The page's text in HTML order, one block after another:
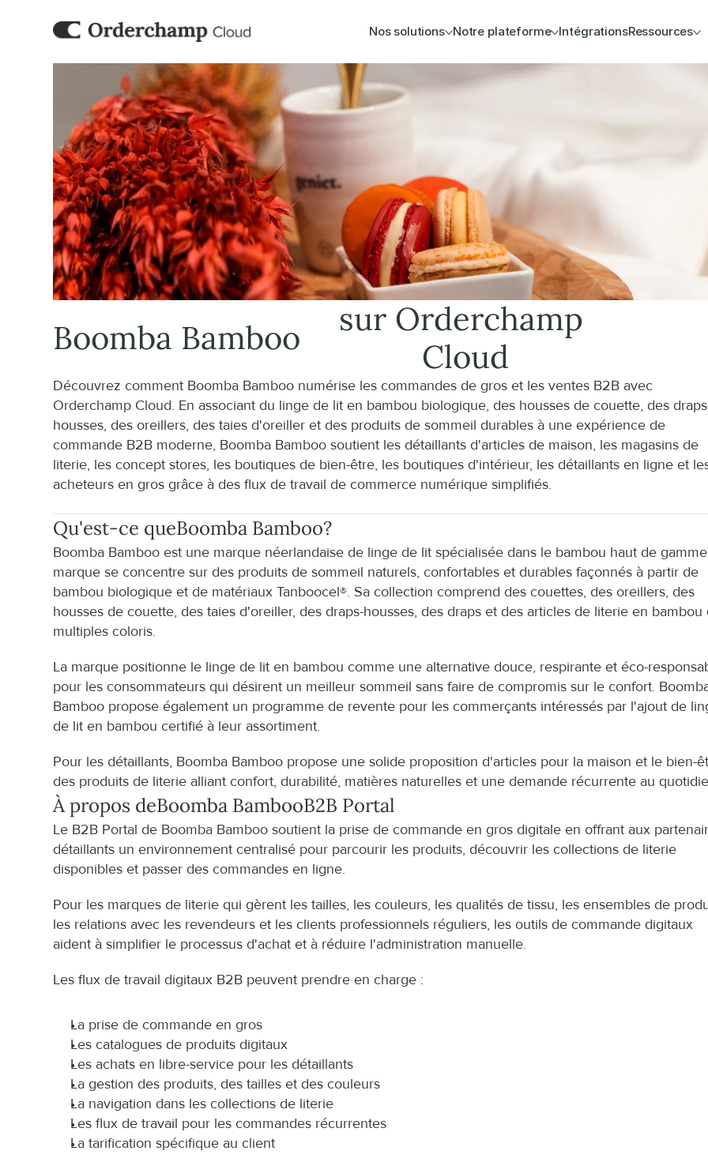
Nos solutions Notre plateforme IntégrationsRessources
Boomba Bamboo
sur Orderchamp
Cloud
Découvrez comment Boomba Bamboo numérise les commandes de gros et les ventes B2B avec
Orderchamp Cloud. En associant du linge de lit en bambou biologique, des housses de couette, des
housses, des oreillers, des taies d'oreiller et des produits de sommeil durables à une expérience de
commande B2B moderne, Boomba Bamboo soutient les détaillants d'articles de maison, les magasins de
literie, les concept stores, les boutiques de bien-être, les boutiques d'intérieur, les détaillants en ligne et
acheteurs en gros grâce à des flux de travail de commerce numérique simplifiés.
Qu'est-ce queBoomba Bamboo?
Boomba Bamboo est une marque néerlandaise de linge de lit spécialisée dans le bambou haut de
marque se concentre sur des produits de sommeil naturels, confortables et durables façonnés à partir de
bambou biologique et de matériaux Tanboocel®. Sa collection comprend des couettes, des oreillers, des
housses de couette, des taies d'oreiller, des draps-housses, des draps et des articles de literie en bambou
multiples coloris.
La marque positionne le linge de lit en bambou comme une alternative douce, respirante et éco-
pour les consommateurs qui désirent un meilleur sommeil sans faire de compromis sur le confort.
Bamboo propose également un programme de revente pour les commerçants intéressés par l'ajout de
de lit en bambou certifié à leur assortiment.
Pour les détaillants, Boomba Bamboo propose une solide proposition d'articles pour la maison et le bien-
des produits de literie alliant confort, durabilité, matières naturelles et une demande récurrente au
À propos deBoomba BambooB2B Portal
Le B2B Portal de Boomba Bamboo soutient la prise de commande en gros digitale en offrant aux
détaillants un environnement centralisé pour parcourir les produits, découvrir les collections de literie
disponibles et passer des commandes en ligne.
Pour les marques de literie qui gèrent les tailles, les couleurs, les qualités de tissu, les ensembles de
les relations avec les revendeurs et les clients professionnels réguliers, les outils de commande digitaux
aident à simplifier le processus d'achat et à réduire l'administration manuelle.
Les flux de travail digitaux B2B peuvent prendre en charge :
La prise de commande en gros
Les catalogues de produits digitaux
Les achats en libre-service pour les détaillants
La gestion des produits, des tailles et des couleurs
La navigation dans les collections de literie
Les flux de travail pour les commandes récurrentes
La tarification spécifique au client